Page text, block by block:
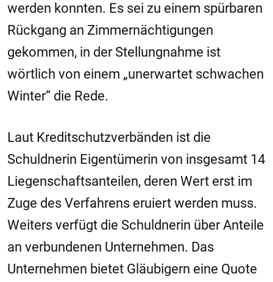
werden konnten. Es sei zu einem spürbaren
Rückgang an Zimmernächtigungen
gekommen, in der Stellungnahme ist
wörtlich von einem „unerwartet schwachen
Winter“ die Rede.
Laut Kreditschutzverbänden ist die
Schuldnerin Eigentümerin von insgesamt 14
Liegenschaftsanteilen, deren Wert erst im
Zuge des Verfahrens eruiert werden muss.
Weiters verfügt die Schuldnerin über Anteile
an verbundenen Unternehmen. Das
Unternehmen bietet Gläubigern eine Quote